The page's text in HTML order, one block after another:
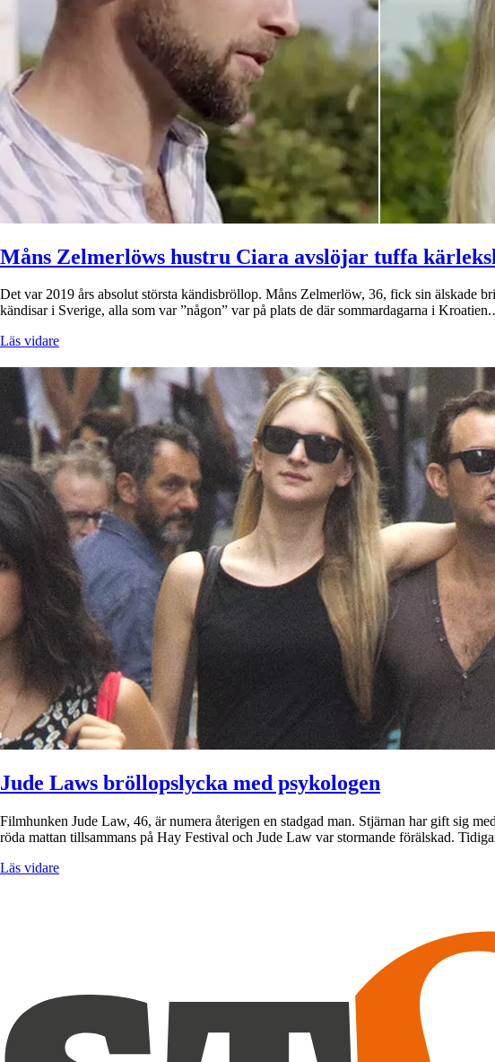
Måns Zelmerlöws hustru Ciara avslöjar tuffa
Det var 2019 års absolut största kändisbröllop. Måns Zelmerlöw, 36, fick sin älskade
kändisar i Sverige, alla som var ”någon” var på plats de där sommardagarna i
Läs vidare
Jude Laws bröllopslycka med psykologen
Filmhunken Jude Law, 46, är numera återigen en stadgad man. Stjärnan har gift sig
röda mattan tillsammans på Hay Festival och Jude Law var stormande förälskad.
Läs vidare